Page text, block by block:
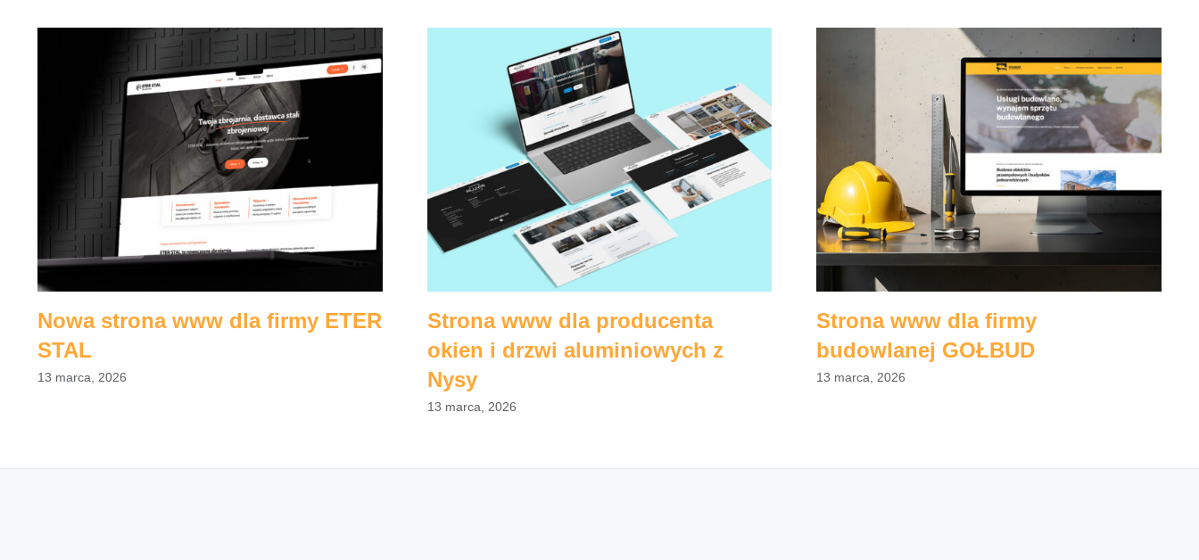
Nowa strona www dla firmy ETER
STAL
13 marca, 2026
Strona www dla producenta
okien i drzwi aluminiowych z
Nysy
13 marca, 2026
Strona www dla firmy
budowlanej GOŁBUD
13 marca, 2026